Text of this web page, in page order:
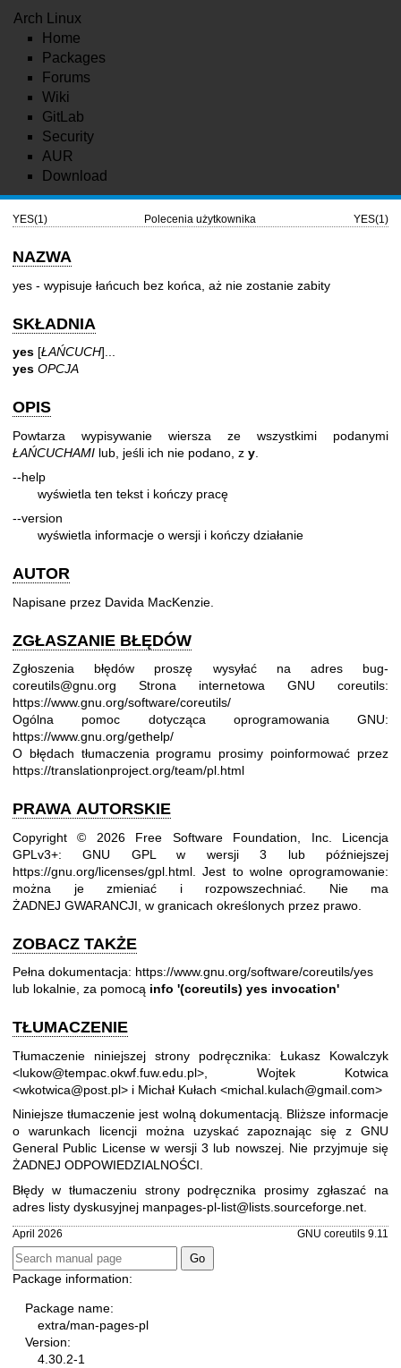
Arch Linux
Home
Packages
Forums
Wiki
GitLab
Security
AUR
Download
YES(1) Polecenia użytkownika YES(1)
NAZWA
yes - wypisuje łańcuch bez końca, aż nie zostanie zabity
SKŁADNIA
yes [ŁAŃCUCH]...
yes OPCJA
OPIS
Powtarza wypisywanie wiersza ze wszystkimi podanymi
ŁAŃCUCHAMI lub, jeśli ich nie podano, z y
--help
wyświetla ten tekst i kończy pracę
--version
wyświetla informacje o wersji i kończy działanie
AUTOR
Napisane przez Davida MacKenzie.
ZGŁASZANIE BŁĘDÓW
Zgłoszenia błędów proszę wysyłać na adres bug-
coreutils@gnu.org Strona internetowa GNU coreutils:
https://www.gnu.org/software/coreutils/
Ogólna pomoc dotycząca oprogramowania GNU:
https://www.gnu.org/gethelp/
O błędach tłumaczenia programu prosimy poinformować przez
https://translationproject.org/team/pl.html
PRAWA AUTORSKIE
Copyright © 2026 Free Software Foundation, Inc. Licencja
GPLv3+: GNU GPL w wersji 3 lub późniejszej
https://gnu.org/licenses/gpl.html .Jest to wolne oprogramowanie:
można je zmieniać i rozpowszechniać. Nie ma
ŻADNEJ GWARANCJI, w granicach określonych przez prawo.
ZOBACZ TAKŻE
Pełna dokumentacja: https://www.gnu.org/software/coreutils/yes
lub lokalnie, za pomocą info '(coreutils) yes invocation'
TŁUMACZENIE
Tłumaczenie niniejszej strony podręcznika: Łukasz Kowalczyk
<lukow@tempac.okwf.fuw.edu.pl>, Wojtek Kotwica
<wkotwica@post.pl> i Michał Kułach <michal.kulach@gmail.com>
Niniejsze tłumaczenie jest wolną dokumentacją. Bliższe informacje
o warunkach licencji można uzyskać zapoznając się z GNU
General Public License w wersji 3 lub nowszej. Nie przyjmuje się
ŻADNEJ ODPOWIEDZIALNOŚCI.
Błędy w tłumaczeniu strony podręcznika prosimy zgłaszać na
adres listy dyskusyjnej manpages-pl-list@lists.sourceforge.net
April 2026 GNU coreutils 9.11
Package information:
Package name:
extra/man-pages-pl
Version:
4.30.2-1